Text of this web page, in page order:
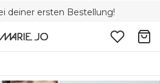
deiner ersten Bestellung!
bei Bestellungen über 90 €
Rücksendungen